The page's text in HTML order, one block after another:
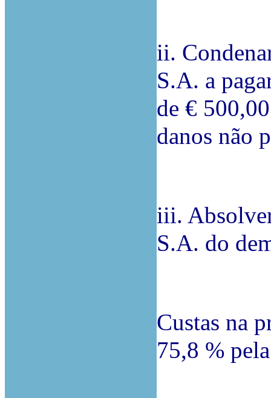
ii.
S.A. a
de €
danos não
iii.
S.A. do
Custas na
75,8 %